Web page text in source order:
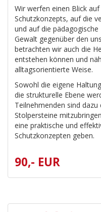
Wir werfen einen Blick
Schutzkonzepts, auf die
und auf die
Gewalt gegenüber den
betrachten wir auch die
entstehen können und
alltagsorientierte Weise.
Sowohl die eigene
die strukturelle Ebene
Teilnehmenden sind
Stolpersteine
eine praktische und
Schutzkonzepten geben.
90,- EUR